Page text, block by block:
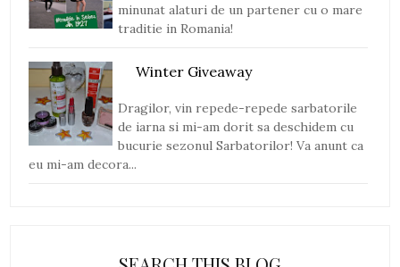
minunat alaturi de un partener cu o mare
traditie in Romania!
Winter Giveaway
Dragilor, vin repede-repede sarbatorile
de iarna si mi-am dorit sa deschidem cu
bucurie sezonul Sarbatorilor! Va anunt ca
eu mi-am decora...